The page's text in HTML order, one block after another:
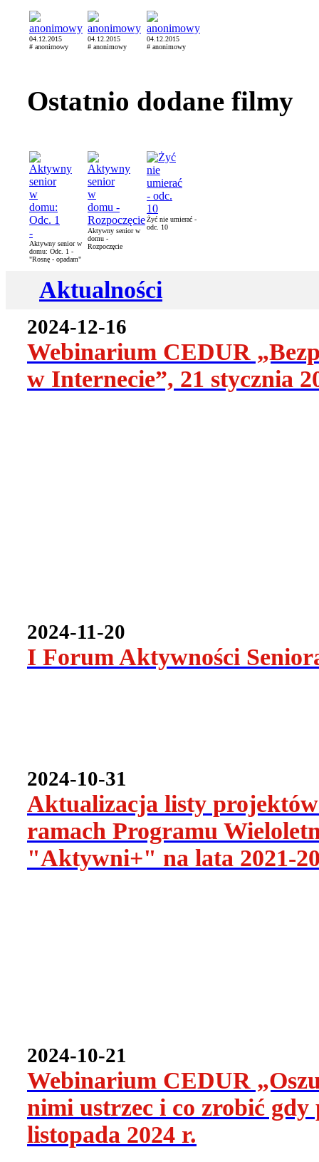
04.12.2015
# anonimowy
04.12.2015
# anonimowy
04.12.2015
# anonimowy
Ostatnio dodane filmy
Aktywny senior w
domu: Odc. 1 -
"Rosnę - opadam"
Aktywny senior w
domu -
Rozpoczęcie
Żyć nie umierać -
odc. 10
Aktualności
2024-12-16
Webinarium CEDUR
w Internecie”, 21 stycznia
2024-11-20
I Forum Aktywności
2024-10-31
Aktualizacja listy
ramach Programu
"Aktywni+" na lata 2021-
2024-10-21
Webinarium CEDUR
nimi ustrzec i co zrobić gdy
listopada 2024 r.